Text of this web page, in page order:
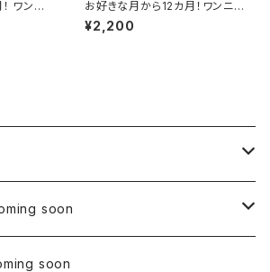
ワンニ
レンダ
制作
お好きな月から12カ月！ワンニャ
ンのオリジナル卓上カレンダ
ー はがきサイズ A：新規制作
¥2,200
soon
ナ soon